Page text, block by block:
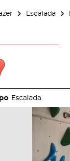
Escalada
Escalada